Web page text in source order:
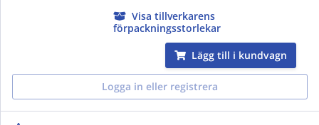
Visa tillverkarens
förpackningsstorlekar
Lägg till i kundvagn
Logga in eller registrera